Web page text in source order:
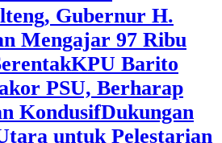
Gubernur H.
Mengajar 97 Ribu
KPU Barito
PSU, Berharap
KondusifDukungan
untuk Pelestarian